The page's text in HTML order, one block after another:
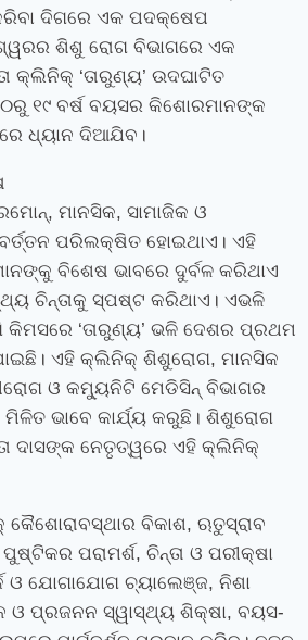
ଦିଗରେ ଏକ ପଦକ୍ଷେପ
ଶିଶୁ ରୋଗ ବିଭାଗରେ ଏକ
କ୍ଲିନିକ୍ ‘ତାରୁଣ୍ୟ’ ଉଦଘାଟିତ
୧୯ ବର୍ଷ ବୟସର କିଶୋରମାନଙ୍କ
ଧ୍ୟାନ ଦିଆଯିବ।
, ମାନସିକ, ସାମାଜିକ ଓ
ପରିଲକ୍ଷିତ ହୋଇଥାଏ। ଏହି
ବିଶେଷ ଭାବରେ ଦୁର୍ବଳ କରିଥାଏ
ଚିନ୍ତାକୁ ସ୍ପଷ୍ଟ କରିଥାଏ। ଏଭଳି
କିମସରେ ‘ତାରୁଣ୍ୟ’ ଭଳି ଦେଶର ପ୍ରଥମ
ଏହି କ୍ଲିନିକ୍‍ ଶିଶୁରୋଗ, ମାନସିକ
ଓ କମ୍ୟୁନିଟି ମେଡିସିନ୍‍ ବିଭାଗର
ଭାବେ କାର୍ଯ୍ୟ କରୁଛି। ଶିଶୁରୋଗ
ଦାସଙ୍କ ନେତୃତ୍ୱରେ ଏହି କ୍ଲିନିକ୍
ବିକାଶ, ଋତୁସ୍ରାବ
ପୁଷ୍ଟିକର ପରାମର୍ଶ, ଚିନ୍ତା ଓ ପରୀକ୍ଷା
ଓ ଯୋଗାଯୋଗ ଚ୍ୟାଲେଞ୍ଜ, ନିଶା
ଓ ପ୍ରଜନନ ସ୍ୱାସ୍ଥ୍ୟ ଶିକ୍ଷା, ବୟସ-